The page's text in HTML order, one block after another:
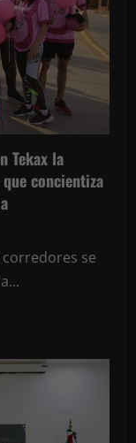
Tekax la
concientiza
se